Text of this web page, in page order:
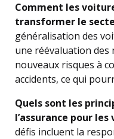
Comment les
transformer le
généralisation des
une réévaluation des
nouveaux risques à
accidents, ce qui
Quels sont les
l’assurance pour
défis incluent la